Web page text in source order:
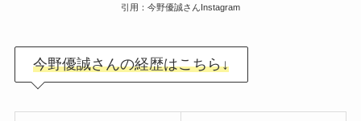
引用：今野優誠さんInstagram
今野優誠さんの経歴はこちら↓